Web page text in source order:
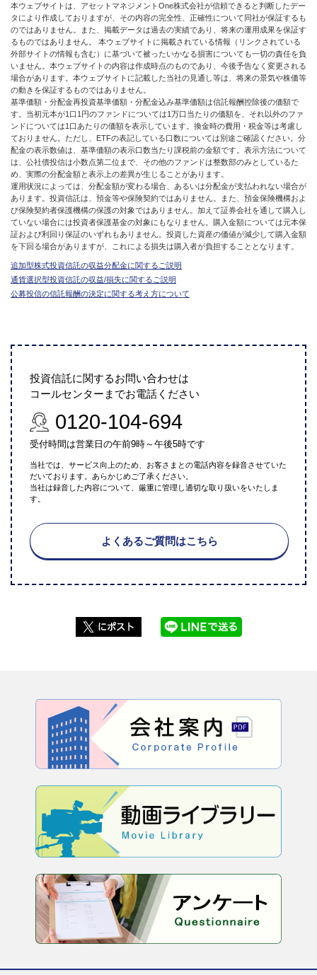
本ウェブサイトは、アセットマネジメントOne株式会社が信頼できると判断したデー
タにより作成しておりますが、その内容の完全性、正確性について同社が保証するも
のではありません。また、掲載データは過去の実績であり、将来の運用成果を保証す
るものではありません。 本ウェブサイトに掲載されている情報（リンクされている
外部サイトの情報も含む）に基づいて被ったいかなる損害についても一切の責任を負
いません。本ウェブサイトの内容は作成時点のものであり、今後予告なく変更される
場合があります。本ウェブサイトに記載した当社の見通し等は、将来の景気や株価等
の動きを保証するものではありません。
基準価額・分配金再投資基準価額・分配金込み基準価額は信託報酬控除後の価額で
す。当初元本が1口1円のファンドについては1万口当たりの価額を、それ以外のファ
ンドについては1口あたりの価額を表示しています。換金時の費用・税金等は考慮し
ておりません。ただし、ETFの表記している口数については別途ご確認ください。分
配金の表示数値は、基準価額の表示口数当たり課税前の金額です。表示方法について
は、公社債投信は小数点第二位まで、その他のファンドは整数部のみとしているた
め、実際の分配金額と表示上の差異が生じることがあります。
運用状況によっては、分配金額が変わる場合、あるいは分配金が支払われない場合が
あります。投資信託は、預金等や保険契約ではありません。また、預金保険機構およ
び保険契約者保護機構の保護の対象ではありません。加えて証券会社を通して購入し
ていない場合には投資者保護基金の対象にもなりません。購入金額については元本保
証および利回り保証のいずれもありません。投資した資産の価値が減少して購入金額
を下回る場合がありますが、これによる損失は購入者が負担することとなります。
追加型株式投資信託の収益分配金に関するご説明
通貨選択型投資信託の収益/損失に関するご説明
公募投信の信託報酬の決定に関する考え方について
投資信託に関するお問い合わせは
コールセンターまでお電話ください
0120-104-694
受付時間は営業日の午前9時～午後5時です
当社では、サービス向上のため、お客さまとの電話内容を録音させていた
だいております。あらかじめご了承ください。
当社は録音した内容について、厳重に管理し適切な取り扱いをいたしま
す。
よくあるご質問はこちら